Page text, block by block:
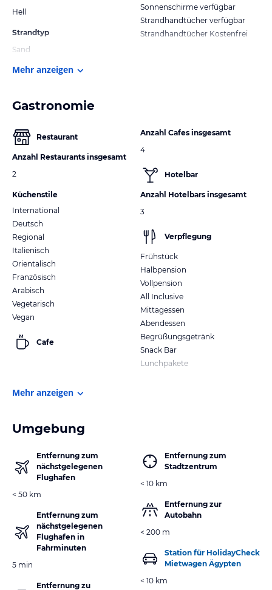
Hell
Strandtyp
Sand
Sonnenschirme verfügbar
Strandhandtücher verfügbar
Strandhandtücher Kostenfrei
Mehr anzeigen
Gastronomie
Restaurant
Anzahl Restaurants insgesamt
2
Küchenstile
International
Deutsch
Regional
Italienisch
Orientalisch
Französisch
Arabisch
Vegetarisch
Vegan
Cafe
Anzahl Cafes insgesamt
4
Hotelbar
Anzahl Hotelbars insgesamt
3
Verpflegung
Frühstück
Halbpension
Vollpension
All Inclusive
Mittagessen
Abendessen
Begrüßungsgetränk
Snack Bar
Lunchpakete
Mehr anzeigen
Umgebung
Entfernung zum
nächstgelegenen
Flughafen
< 50 km
Entfernung zum
nächstgelegenen
Flughafen in
Fahrminuten
5 min
Entfernung zu
Entfernung zum
Stadtzentrum
< 10 km
Entfernung zur
Autobahn
< 200 m
Station für HolidayCheck
Mietwagen Ägypten
< 10 km